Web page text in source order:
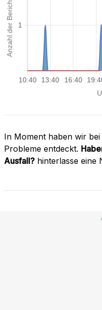
In Moment haben wir
Probleme entdeckt.
Ausfall? hinterlasse eine